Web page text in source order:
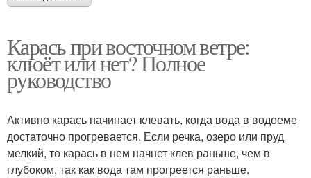
Карась при восточном ветре:
клюёт или нет? Полное
руководство
Активно карась начинает клевать, когда вода в водоеме
достаточно прогревается. Если речка, озеро или пруд
мелкий, то карась в нем начнет клев раньше, чем в
глубоком, так как вода там прогреется раньше.